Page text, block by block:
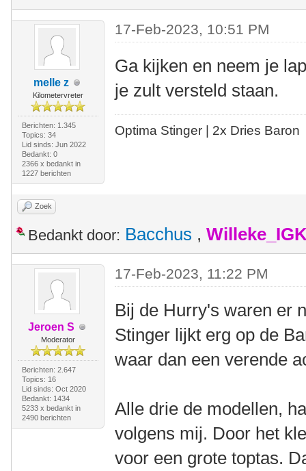
melle z
Kilometervreter
Berichten: 1.345
Topics: 34
Lid sinds: Jun 2022
Bedankt: 0
2366 x bedankt in
1227 berichten
17-Feb-2023, 10:51 PM
Ga kijken en neem je
je zult versteld staan.
Optima Stinger | 2x Dries Baron
Zoek
Bedankt door: Bacchus ,
Jeroen S
Moderator
Berichten: 2.647
Topics: 16
Lid sinds: Oct 2020
Bedankt: 1434
5233 x bedankt in
2490 berichten
17-Feb-2023, 11:22 PM
Bij de Hurry's waren er
Stinger lijkt erg op de
waar dan een verende
Alle drie de modellen,
volgens mij. Door het
voor een grote toptas.